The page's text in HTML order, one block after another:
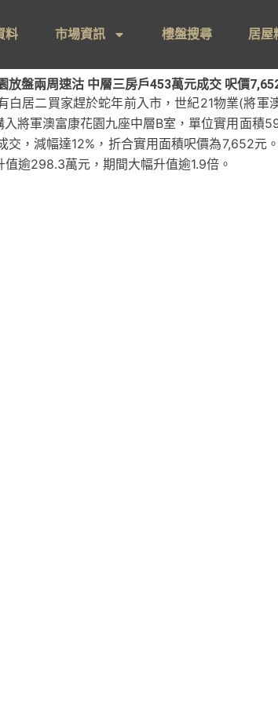
料 市場資訊 樓盤搜尋 居屋
放盤兩周速沽 中層三房戶453萬元成交 呎價
居二買家趕於蛇年前入市，世紀21物業(將軍
將軍澳富康花園九座中層B室，單位實用面積
，減幅達12%，折合實用面積呎價為7,652元
逾298.3萬元，期間大幅升值逾1.9倍。